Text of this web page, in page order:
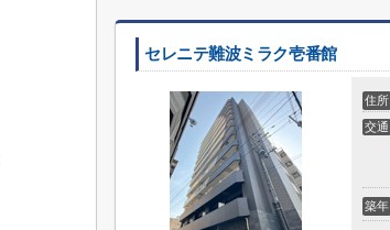
セレニテ難波ミラク壱番館
住所
交通
築年